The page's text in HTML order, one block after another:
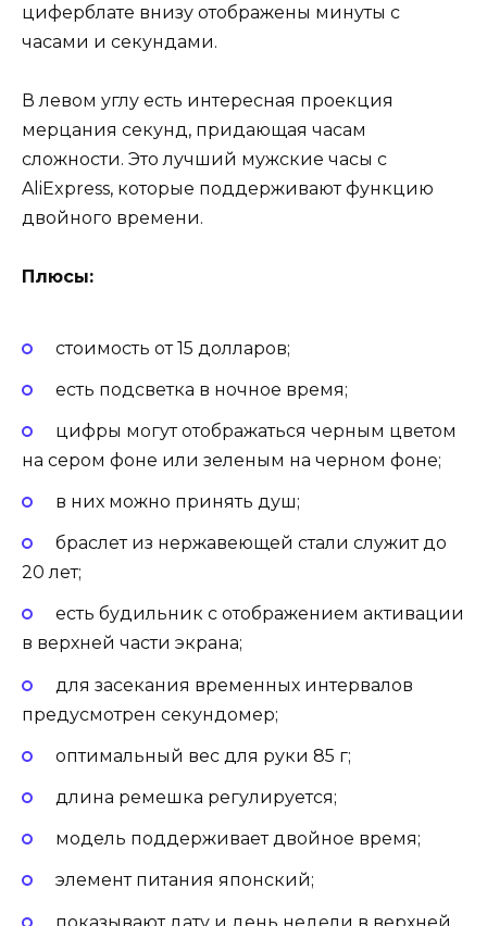
циферблате внизу отображены минуты с
часами и секундами.
В левом углу есть интересная проекция
мерцания секунд, придающая часам
сложности. Это лучший мужские часы с
AliExpress, которые поддерживают функцию
двойного времени.
Плюсы:
стоимость от 15 долларов;
есть подсветка в ночное время;
цифры могут отображаться черным цветом
на сером фоне или зеленым на черном фоне;
в них можно принять душ;
браслет из нержавеющей стали служит до
20 лет;
есть будильник с отображением активации
в верхней части экрана;
для засекания временных интервалов
предусмотрен секундомер;
оптимальный вес для руки 85 г;
длина ремешка регулируется;
модель поддерживает двойное время;
элемент питания японский;
показывают дату и день недели в верхней